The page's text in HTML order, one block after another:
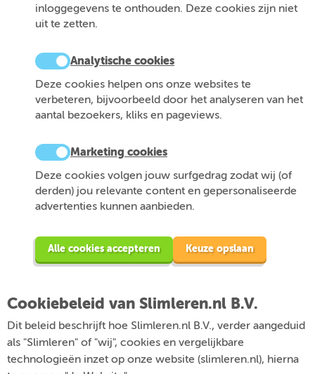
inloggegevens te onthouden. Deze cookies zijn niet
uit te zetten.
Analytische cookies
Deze cookies helpen ons onze websites te
verbeteren, bijvoorbeeld door het analyseren van het
aantal bezoekers, kliks en pageviews.
Marketing cookies
Deze cookies volgen jouw surfgedrag zodat wij (of
derden) jou relevante content en gepersonaliseerde
advertenties kunnen aanbieden.
Alle cookies accepteren Keuze opslaan
Cookiebeleid van Slimleren.nl B.V.
Dit beleid beschrijft hoe Slimleren.nl B.V., verder aangeduid
als "Slimleren" of "wij", cookies en vergelijkbare
technologieën inzet op onze website (slimleren.nl), hierna